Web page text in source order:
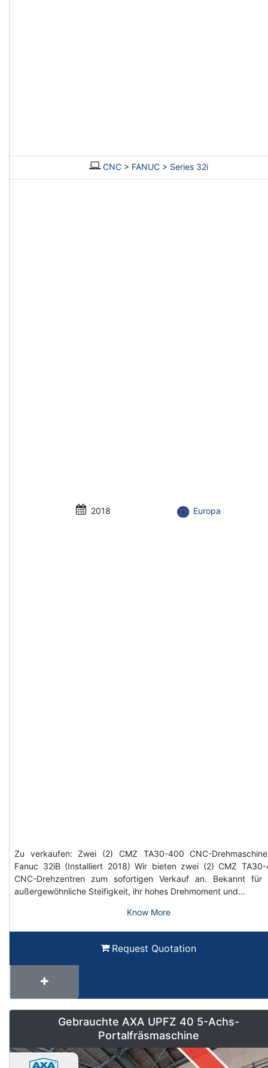
CNC> FANUC> Series 32i
2018 Europa
Zu verkaufen: Zwei (2) CMZ TA30-400 CNC-
Fanuc 32iB (Installiert 2018) Wir bieten zwei (2) CMZ
CNC-Drehzentren zum sofortigen Verkauf an. Bekannt für
außergewöhnliche Steifigkeit, ihr hohes Drehmoment und…
Know More
Request Quotation
Gebrauchte AXA UPFZ 40 5-Achs-
Portalfräsmaschine